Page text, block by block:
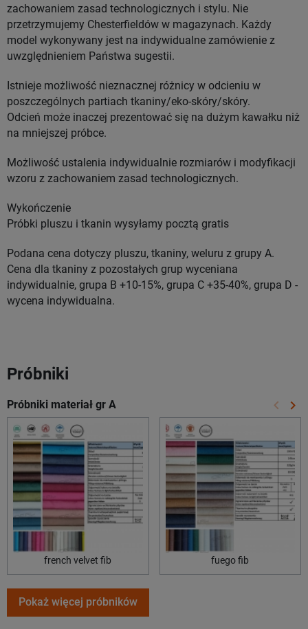
zachowaniem zasad technologicznych i stylu. Nie
przetrzymujemy Chesterfieldów w magazynach. Każdy
model wykonywany jest na indywidualne zamówienie z
uwzględnieniem Państwa sugestii.
Istnieje możliwość nieznacznej różnicy w odcieniu w
poszczególnych partiach tkaniny/eko-skóry/skóry.
Odcień może inaczej prezentować się na dużym kawałku niż
na mniejszej próbce.
Możliwość ustalenia indywidualnie rozmiarów i modyfikacji
wzoru z zachowaniem zasad technologicznych.
Wykończenie
Próbki pluszu i tkanin wysyłamy pocztą gratis
Podana cena dotyczy pluszu, tkaniny, weluru z grupy A.
Cena dla tkaniny z pozostałych grup wyceniana
indywidualnie, grupa B +10-15%, grupa C +35-40%, grupa D -
wycena indywidualna.
Próbniki
Próbniki materiał gr A keyboard_arrow_left keyboard_arrow_right
french velvet fib fuego fib
Pokaż więcej próbników